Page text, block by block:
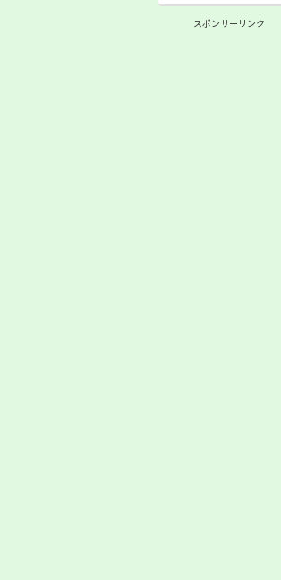
スポンサーリンク